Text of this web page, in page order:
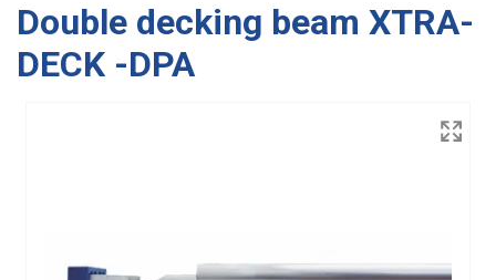
Double decking beam XTRA-
DECK -DPA